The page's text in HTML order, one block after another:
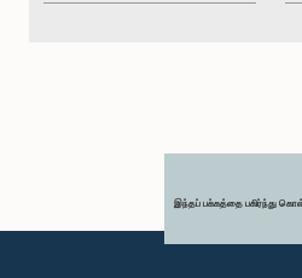
இந்தப் பக்கத்தை பகிர்ந்து